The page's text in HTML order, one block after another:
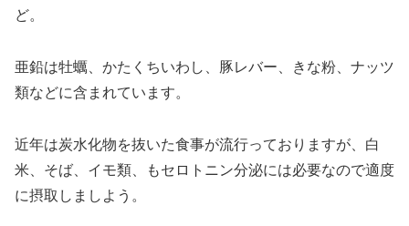
ど。
亜鉛は牡蠣 、かたくちいわし、豚レバー、きな粉、ナッツ
類などに含まれています。
近年は炭水化物を抜いた食事が流行っておりますが、白
米 、そば、イモ類、
もセロトニン分泌には必要なので適度
に摂取しましよう。